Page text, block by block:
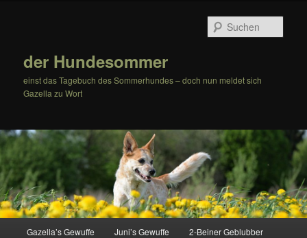
der Hundesommer
einst das Tagebuch des Sommerhundes – doch nun meldet sich
Gazella zu Wort
Gazella’s Gewuffe Juni’s Gewuffe 2-Beiner Geblubber